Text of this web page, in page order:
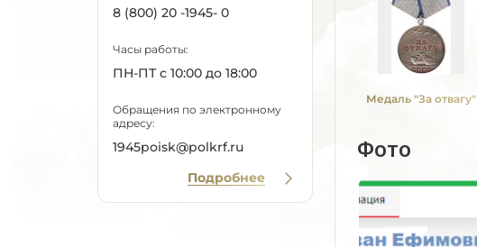
8 (800) 20 -1945- 0
Часы работы:
ПН-ПТ с 10:00 до 18:00
Обращения по электронному
адресу:
1945poisk@polkrf.ru
Подробнее
Медаль "За отвагу"
Фото